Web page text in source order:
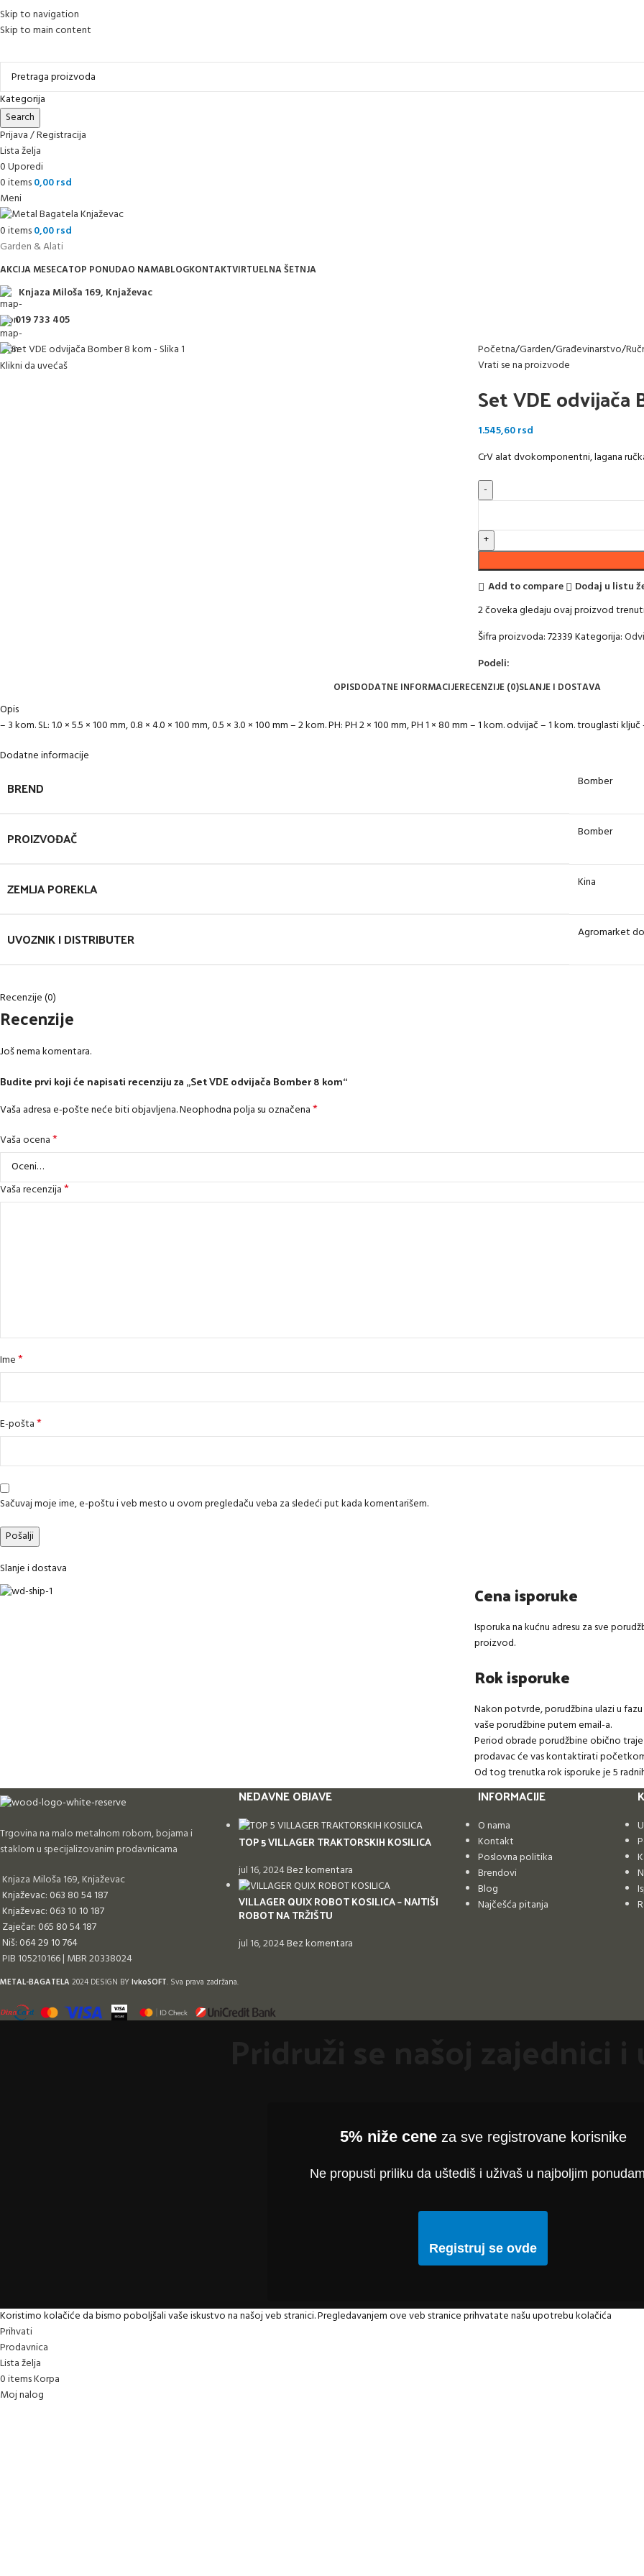
Skip to navigation
Skip to main content
Online kupovina, vaša nova rutina!
Kategorija
Search
Prijava / Registracija
Lista želja
0Uporedi
0items0,00rsd
Meni
0items0,00rsd
Garden & Alati
AKCIJA MESECATOP PONUDAO NAMABLOGKONTAKTVIRTUELNA ŠETNJA
Knjaza Miloša 169, Knjaževac
019 733 405
Klikni da uvećaš
Početna Garden Građevinarstvo
Vrati se na proizvode
Set VDE odvijača
1.545,60rsd
CrV alat dvokomponentni, lagana
Add to compare
Dodaj u listu
2čoveka gledaju ovaj proizvod
Šifra proizvoda:72339Kategorija:
Podeli:
OPISDODATNE INFORMACIJERECENZIJE (0)SLANJE I DOSTAVA
Opis
– 3 kom. SL: 1.0 × 5.5 × 100 mm, 0.8 × 4.0 × 100 mm, 0.5 × 3.0 × 100 mm – 2 kom. PH: PH 2 × 100 mm, PH 1 × 80 mm – 1 kom. odvijač – 1 kom. trouglasti
Dodatne informacije
BREND Bomber
PROIZVOĐAČ Bomber
ZEMLJA POREKLA Kina
UVOZNIK I DISTRIBUTER Agromarket
Recenzije (0)
Recenzije
Još nema komentara.
Budite prvi koji će napisati recenziju za „Set VDE odvijača Bomber 8 kom“
Vaša adresa e-pošte neće biti objavljena.Neophodna polja su označena*
Vaša ocena*
Vaša recenzija*
Ime*
E-pošta*
Sačuvaj moje ime, e-poštu i veb mesto u ovom pregledaču veba za sledeći put kada komentarišem.
Slanje i dostava
Cena isporuke
Isporuka na kućnu adresu za sve
proizvod.
Rok isporuke
Nakon potvrde, porudžbina ulazi u
vaše porudžbine putem email-a.
Period obrade porudžbine obično
prodavac će vas kontaktirati
Od tog trenutka rok isporuke je 5
Trgovina na malo metalnom robom, bojama i
staklom u specijalizovanim prodavnicama
Knjaza Miloša 169, Knjaževac
Knjaževac: 063 80 54 187
Knjaževac: 063 10 10 187
Zaječar: 065 80 54 187
Niš: 064 29 10 764
PIB 105210166 | MBR 20338024
NEDAVNE OBJAVE
TOP 5 VILLAGER TRAKTORSKIH KOSILICA
jul 16, 2024Bez komentara
VILLAGER QUIX ROBOT KOSILICA – NAJTIŠI
ROBOT NA TRŽIŠTU
jul 16, 2024Bez komentara
INFORMACIJE
O nama
Kontakt
Poslovna politika
Brendovi
Blog
Najčešća pitanja
METAL-BAGATELA 2024 DESIGN BYIvkoSOFT. Sva prava zadržana.
5% niže ceneza sve registrovane korisnike
Ne propusti priliku da uštediš i uživaš u najboljim
Registruj se ovde
Koristimo kolačiće da bismo poboljšali vaše iskustvo na našoj veb stranici. Pregledavanjem ove veb stranice prihvatate našu upotrebu kolačića
Prihvati
Prodavnica
Lista želja
0itemsKorpa
Moj nalog